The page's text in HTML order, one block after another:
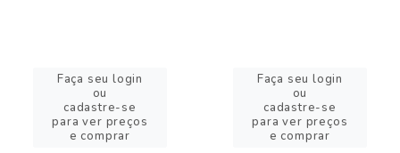
Faça seu login
ou
cadastre-se
para ver preços
e comprar
Faça seu login
ou
cadastre-se
para ver preços
e comprar